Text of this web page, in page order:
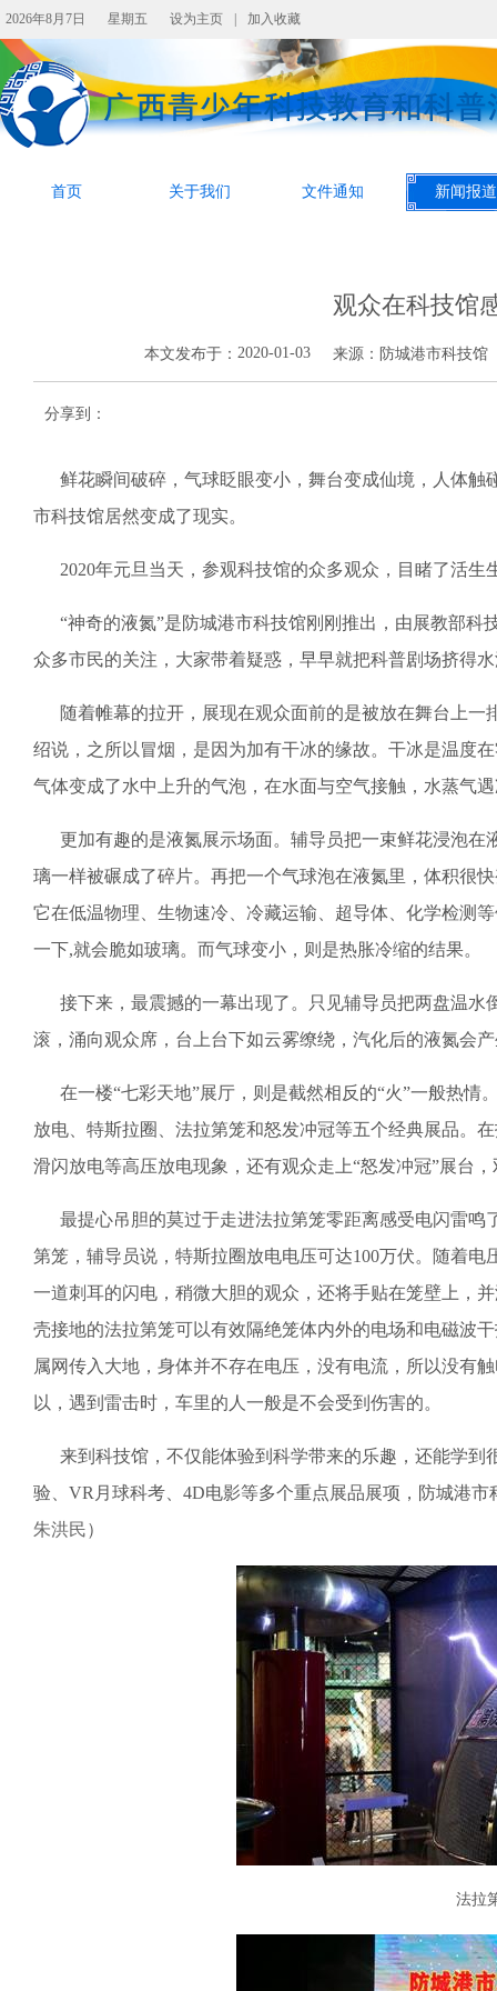
2026年8月7日 星期五 设为主页 加入收藏
首页 关于我们 文件通知 新闻报道
观众在科技馆
本文发布于： 2020-01-03 来源： 防城港市科技馆
分享到：
鲜花瞬间破碎，气球眨眼变小，舞台变成仙境，人体触
市科技馆居然变成了现实。
2020年元旦当天，参观科技馆的众多观众，目睹了活生
“神奇的液氮”是防城港市科技馆刚刚推出，由展教部科
众多市民的关注，大家带着疑惑，早早就把科普剧场挤得
随着帷幕的拉开，展现在观众面前的是被放在舞台上一
绍说，之所以冒烟，是因为加有干冰的缘故。干冰是温度
气体变成了水中上升的气泡，在水面与空气接触，水蒸气
更加有趣的是液氮展示场面。辅导员把一束鲜花浸泡在
璃一样被碾成了碎片。再把一个气球泡在液氮里，体积很
它在低温物理、生物速冷、冷藏运输、超导体、化学检测
一下,就会脆如玻璃。而气球变小，则是热胀冷缩的结果。
接下来，最震撼的一幕出现了。只见辅导员把两盘温水
滚，涌向观众席，台上台下如云雾缭绕，汽化后的液氮会
在一楼“七彩天地”展厅，则是截然相反的“火”一般热情
放电、特斯拉圈、法拉第笼和怒发冲冠等五个经典展品。
滑闪放电等高压放电现象，还有观众走上“怒发冲冠”展台
最提心吊胆的莫过于走进法拉第笼零距离感受电闪雷鸣
第笼，辅导员说，特斯拉圈放电电压可达100万伏。随着
一道刺耳的闪电，稍微大胆的观众，还将手贴在笼壁上，
壳接地的法拉第笼可以有效隔绝笼体内外的电场和电磁波
属网传入大地，身体并不存在电压，没有电流，所以没有
以，遇到雷击时，车里的人一般是不会受到伤害的。
来到科技馆，不仅能体验到科学带来的乐趣，还能学到
验、VR月球科考、4D电影等多个重点展品展项，防城港
朱洪民）
法拉